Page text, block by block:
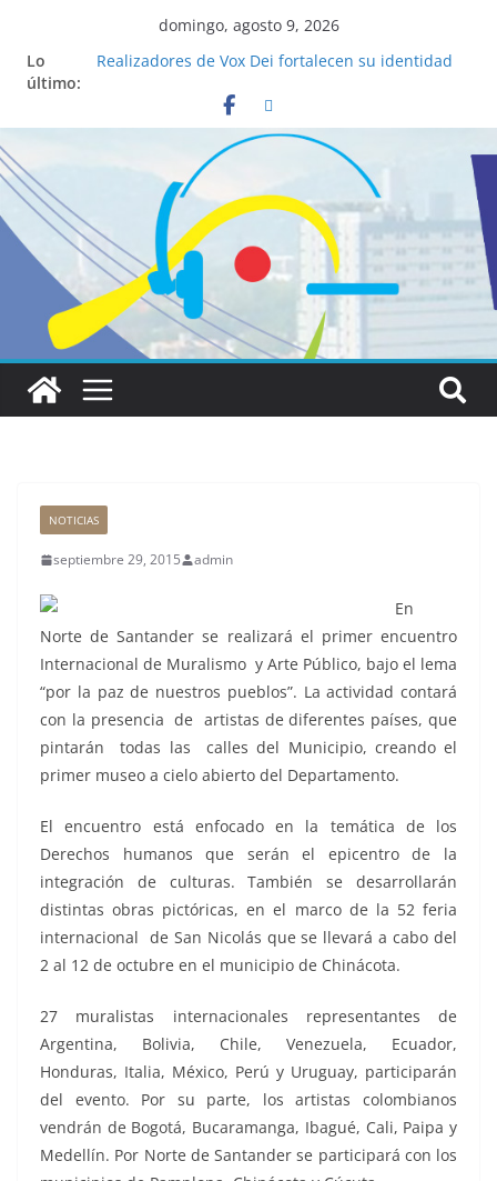
domingo, agosto 9, 2026
Lo
último:
Realizadores de Vox Dei fortalecen su identidad
La ciencia desvela los 5 secretos que tiene
fácilmente un católico para convertirse en
“Superancianos”
Pop Up Market atrae a cientos de visitantes y
dinamiza la economía local
Salud mental a la mesa: la importancia de
hablarlo en familia
Lo que tienen en común la nueva Película Toy
Story 5 y el Papa León XIV
NOTICIAS
septiembre 29, 2015 admin
En
Norte de Santander se realizará el primer encuentro
Internacional de Muralismo y Arte Público, bajo el lema
“por la paz de nuestros pueblos”. La actividad contará
con la presencia de artistas de diferentes países, que
pintarán todas las calles del Municipio, creando el
primer museo a cielo abierto del Departamento.
El encuentro está enfocado en la temática de los
Derechos humanos que serán el epicentro de la
integración de culturas. También se desarrollarán
distintas obras pictóricas, en el marco de la 52 feria
internacional de San Nicolás que se llevará a cabo del
2 al 12 de octubre en el municipio de Chinácota.
27 muralistas internacionales representantes de
Argentina, Bolivia, Chile, Venezuela, Ecuador,
Honduras, Italia, México, Perú y Uruguay, participarán
del evento. Por su parte, los artistas colombianos
vendrán de Bogotá, Bucaramanga, Ibagué, Cali, Paipa y
Medellín. Por Norte de Santander se participará con los